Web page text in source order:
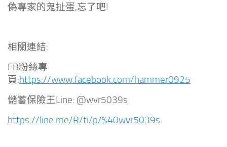
偽專家的鬼扯蛋,忘了吧!
相關連結:
FB粉絲專
頁:https://www.facebook.com/hammer0925
儲蓄保險王Line: @wvr5039s
https://line.me/R/ti/p/%40wvr5039s